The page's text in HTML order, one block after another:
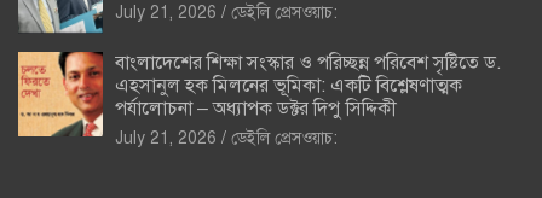
July 21, 2026 ডেইলি প্রেসওয়াচ:
বাংলাদেশের শিক্ষা সংস্কার ও পরিচ্ছন্ন পরিবেশ সৃষ্টিতে ড.
এহসানুল হক মিলনের ভূমিকা: একটি বিশ্লেষণাত্মক
পর্যালোচনা – অধ্যাপক ডক্টর দিপু সিদ্দিকী
July 21, 2026 ডেইলি প্রেসওয়াচ: